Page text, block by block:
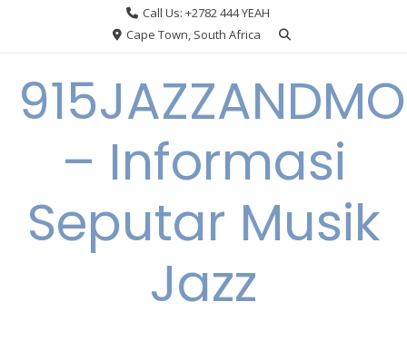
Call Us: +2782 444 YEAH
Cape Town, South Africa
– Informasi
Seputar Musik
Jazz